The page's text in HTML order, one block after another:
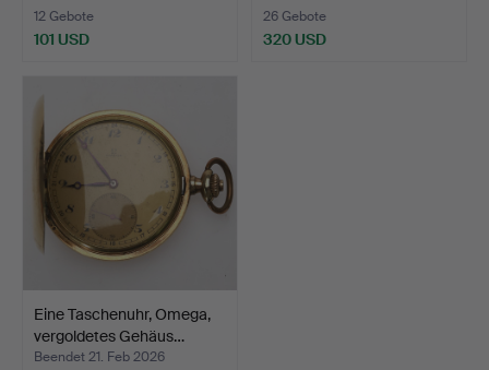
12 Gebote
101 USD
26 Gebote
320 USD
Eine Taschenuhr, Omega,
vergoldetes Gehäus…
Beendet 21. Feb 2026